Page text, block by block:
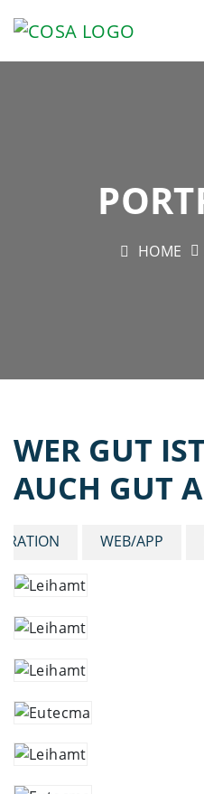
HOME
WER GUT
AUCH GUT
WEB/APP